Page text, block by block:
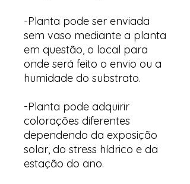
-Planta pode ser enviada
sem vaso mediante a planta
em questão, o local para
onde será feito o envio ou a
humidade do substrato.
-Planta pode adquirir
colorações diferentes
dependendo da exposição
solar, do stress hídrico e da
estação do ano.